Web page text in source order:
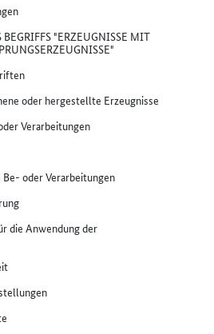
"ERZEUGNISSE MIT
oder hergestellte Erzeugnisse
Verarbeitungen
oder Verarbeitungen
die Anwendung der